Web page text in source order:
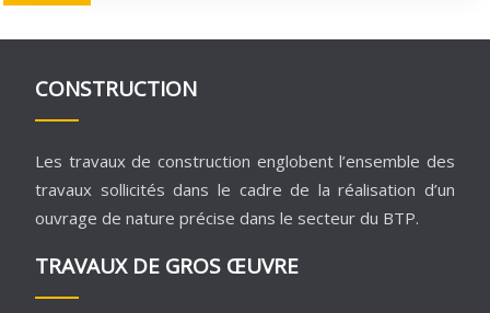
CONSTRUCTION
Les travaux de construction englobent l’ensemble des
travaux sollicités dans le cadre de la réalisation d’un
ouvrage de nature précise dans le secteur du BTP.
TRAVAUX DE GROS ŒUVRE